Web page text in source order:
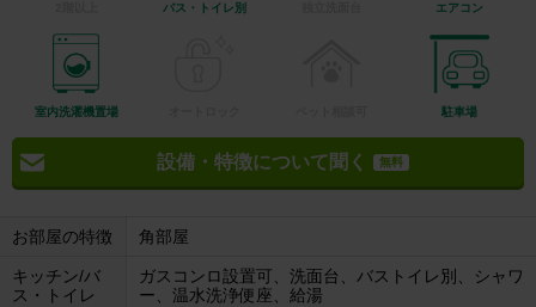
バス・トイレ別 エアコン
室内洗濯機置場 駐車場
設備・特徴について聞く 無料
お部屋の特徴 角部屋
キッチン/バ
ス・トイレ
ガスコンロ設置可、洗面台、バストイレ別、シャワ
ー、温水洗浄便座、給湯